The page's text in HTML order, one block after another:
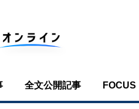
全文公開記事 FOCUS